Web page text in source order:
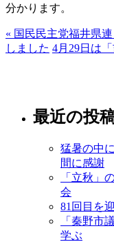
分かります。
« 国民民主党福井県
しました 4月29日は
最近の投
猛暑の中
間に感謝
「立秋」
会
81回目を
「秦野市
学ぶ